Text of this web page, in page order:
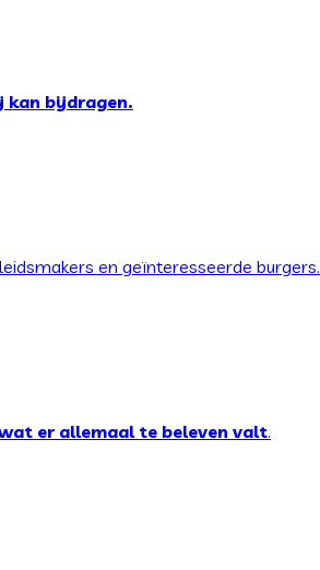
kan bijdragen.
en geïnteresseerde burgers.
er allemaal te beleven valt.